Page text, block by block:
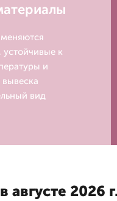
к
и
вид
2026